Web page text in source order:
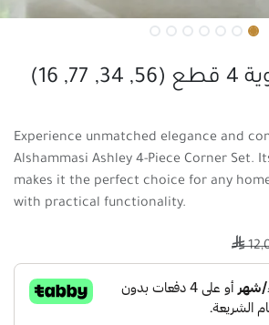
آشلي طقم زاوية 4 قطع (56, 34, 77, 16)
Experience unmatched elegance and
Alshammasi Ashley 4-Piece Corner Set.
makes it the perfect choice for any
with practical functionality.
